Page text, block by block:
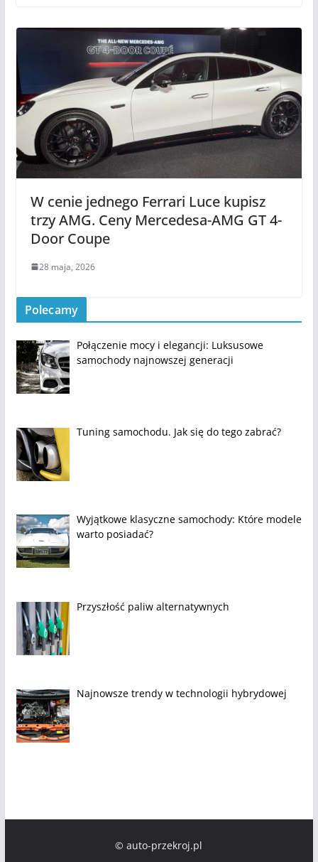
W cenie jednego Ferrari Luce kupisz
trzy AMG. Ceny Mercedesa-AMG GT 4-
Door Coupe
28 maja, 2026
Polecamy
Połączenie mocy i elegancji: Luksusowe
samochody najnowszej generacji
Tuning samochodu. Jak się do tego zabrać?
Wyjątkowe klasyczne samochody: Które modele
warto posiadać?
Przyszłość paliw alternatywnych
Najnowsze trendy w technologii hybrydowej
© auto-przekroj.pl